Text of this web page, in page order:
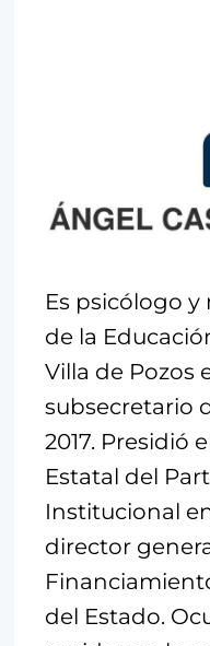
Es psicólogo y
de la
Villa de Pozos
subsecretario
2017. Presidió
Estatal del
Institucional
director
del Estado.